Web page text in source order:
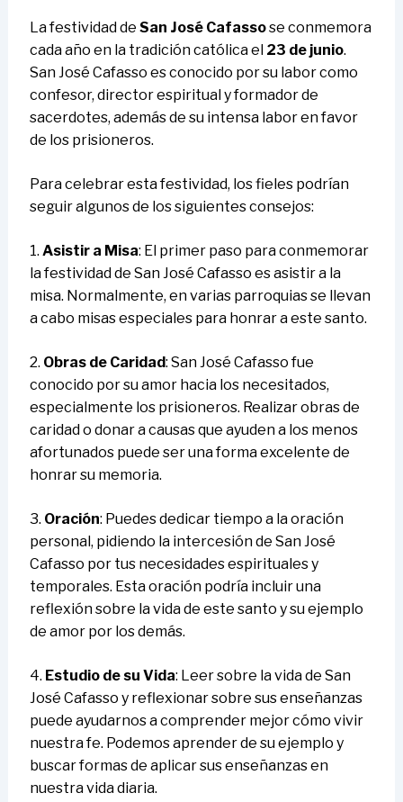
La festividad de San José Cafassose conmemora
cada año en la tradición católica el 23 de junio.
San José Cafasso es conocido por su labor como
confesor, director espiritual y formador de
sacerdotes, además de su intensa labor en favor
de los prisioneros.
Para celebrar esta festividad, los fieles podrían
seguir algunos de los siguientes consejos:
1. Asistir a Misa: El primer paso para conmemorar
la festividad de San José Cafasso es asistir a la
misa. Normalmente, en varias parroquias se llevan
a cabo misas especiales para honrar a este santo.
2. Obras de Caridad: San José Cafasso fue
conocido por su amor hacia los necesitados,
especialmente los prisioneros. Realizar obras de
caridad o donar a causas que ayuden a los menos
afortunados puede ser una forma excelente de
honrar su memoria.
3. Oración: Puedes dedicar tiempo a la oración
personal, pidiendo la intercesión de San José
Cafasso por tus necesidades espirituales y
temporales. Esta oración podría incluir una
reflexión sobre la vida de este santo y su ejemplo
de amor por los demás.
4. Estudio de su Vida: Leer sobre la vida de San
José Cafasso y reflexionar sobre sus enseñanzas
puede ayudarnos a comprender mejor cómo vivir
nuestra fe. Podemos aprender de su ejemplo y
buscar formas de aplicar sus enseñanzas en
nuestra vida diaria.